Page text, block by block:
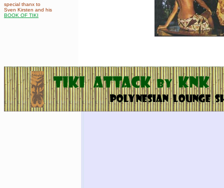
special thanx to
Sven Kirsten and his
BOOK OF TIKI